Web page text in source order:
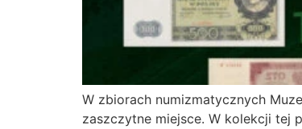
W zbiorach numizmatycznych
zaszczytne miejsce. W kolekcji tej